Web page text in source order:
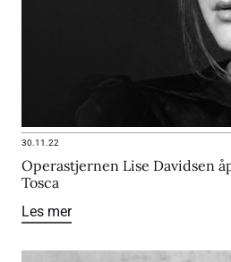
30.11.22
Operastjernen Lise Davidsen
Tosca
Les mer